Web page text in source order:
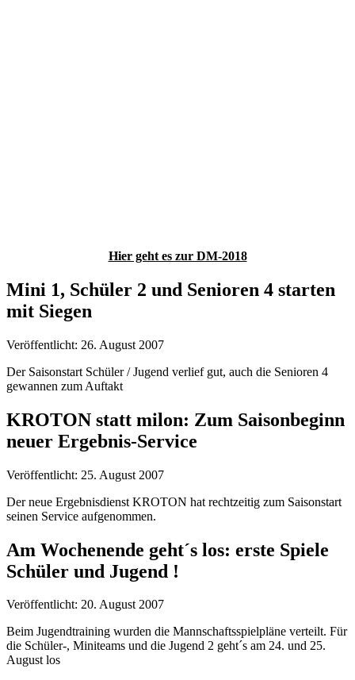
Hier geht es zur DM-2018
Mini 1, Schüler 2 und Senioren 4 starten
mit Siegen
Veröffentlicht: 26. August 2007
Der Saisonstart Schüler / Jugend verlief gut, auch die Senioren 4
gewannen zum Auftakt
KROTON statt milon: Zum Saisonbeginn
neuer Ergebnis-Service
Veröffentlicht: 25. August 2007
Der neue Ergebnisdienst KROTON hat rechtzeitig zum Saisonstart
seinen Service aufgenommen.
Am Wochenende geht´s los: erste Spiele
Schüler und Jugend !
Veröffentlicht: 20. August 2007
Beim Jugendtraining wurden die Mannschaftsspielpläne verteilt. Für
die Schüler-, Miniteams und die Jugend 2 geht´s am 24. und 25.
August los